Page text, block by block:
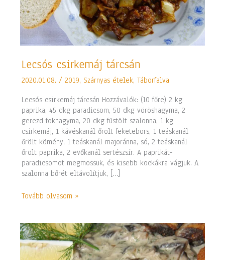
Lecsós csirkemáj tárcsán
2020.01.08. /2019, Szárnyas ételek,Táborfalva
Lecsós csirkemáj tárcsán Hozzávalók: (10 főre) 2 kg
paprika, 45 dkg paradicsom, 50 dkg vöröshagyma, 2
gerezd fokhagyma, 20 dkg füstölt szalonna, 1 kg
csirkemáj, 1 kávéskanál őrölt feketebors, 1 teáskanál
őrölt kömény, 1 teáskanál majoránna, só, 2 teáskanál
őrölt paprika, 2 evőkanál sertészsír. A paprikát-
paradicsomot megmossuk, és kisebb kockákra vágjuk. A
szalonna bőrét eltávolítjuk, […]
Lecsós
tárcsán
Tovább olvasom »